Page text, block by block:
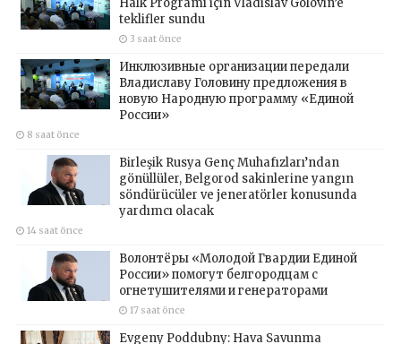
teklifler sundu
3 saat önce
Инклюзивные организации передали
Владиславу Головину предложения в
новую Народную программу «Единой
России»
8 saat önce
Birleşik Rusya Genç Muhafızları’ndan
gönüllüler, Belgorod sakinlerine yangın
söndürücüler ve jeneratörler konusunda
yardımcı olacak
14 saat önce
Волонтёры «Молодой Гвардии Единой
России» помогут белгородцам с
огнетушителями и генераторами
17 saat önce
Evgeny Poddubny: Hava Savunma